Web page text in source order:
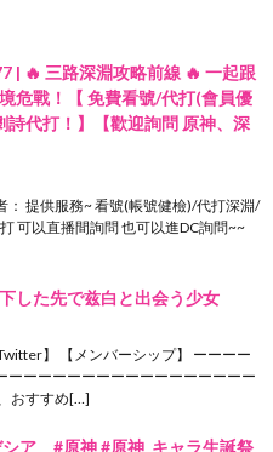
| 🔥 三路深淵攻略前線 🔥 一起跟
危戰！【 免費看號/代打(會員優
詩代打！】【歡迎詢問 原神、深
： 提供服務~ 看號(帳號健檢)/代打深淵/
可以直播間詢問 也可以進DC詢問~~
した先で兹白と出会う少女
】 【メンバーシップ】 ーーーー
ーーーーーーーーーーーーーーーーー
おすすめ[…]
シア #原神 #原神_キャラ生誕祭